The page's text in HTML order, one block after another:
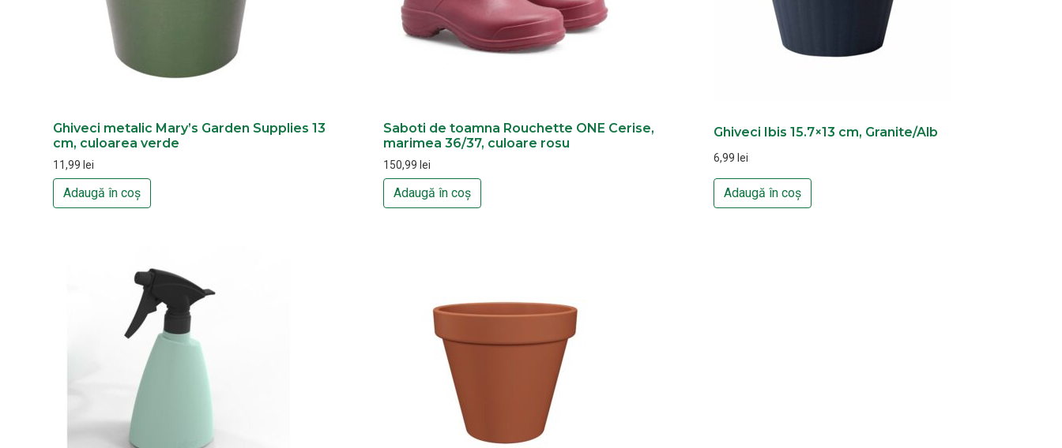
Ghiveci metalic Mary’s Garden Supplies 13
cm, culoarea verde
11,99 lei
Adaugă în coș
Saboti de toamna Rouchette ONE Cerise,
marimea 36/37, culoare rosu
150,99 lei
Adaugă în coș
Ghiveci Ibis 15.7×13 cm, Granite/Alb
6,99 lei
Adaugă în coș